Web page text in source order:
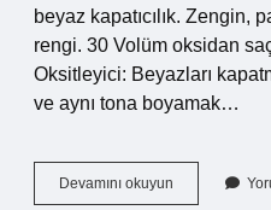
beyaz kapatıcılık. Zengin,
rengi. 30 Volüm oksidan
Oksitleyici: Beyazları
ve aynı tona boyamak…
Devamını okuyun
Boyaya